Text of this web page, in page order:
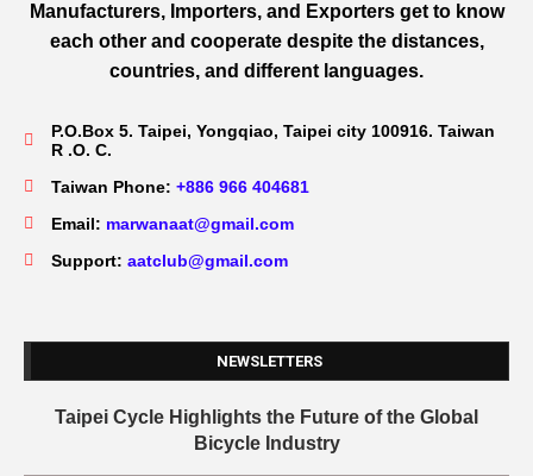
Manufacturers, Importers, and Exporters get to know
each other and cooperate despite the distances,
countries, and different languages.
P.O.Box 5. Taipei, Yongqiao, Taipei city 100916. Taiwan
R .O. C.
Taiwan Phone: +886 966 404681
Email: marwanaat@gmail.com
Support: aatclub@gmail.com
NEWSLETTERS
Taipei Cycle Highlights the Future of the Global
Bicycle Industry